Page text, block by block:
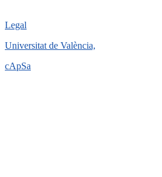
Legal
Universitat de València,
cApSa